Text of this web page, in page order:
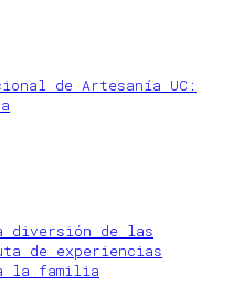
de Artesanía UC:
diversión de las
de experiencias
la familia